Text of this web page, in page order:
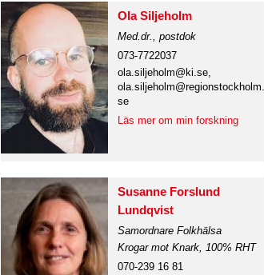
Ola Siljeholm
Med.dr., postdok
073-7722037
ola.siljeholm@ki.se,
ola.siljeholm@regionstockholm.
se
Läs mer om min forskning
Susanne Forslund
Lundqvist
Samordnare Folkhälsa
Krogar mot Knark, 100% RHT
070-239 16 81